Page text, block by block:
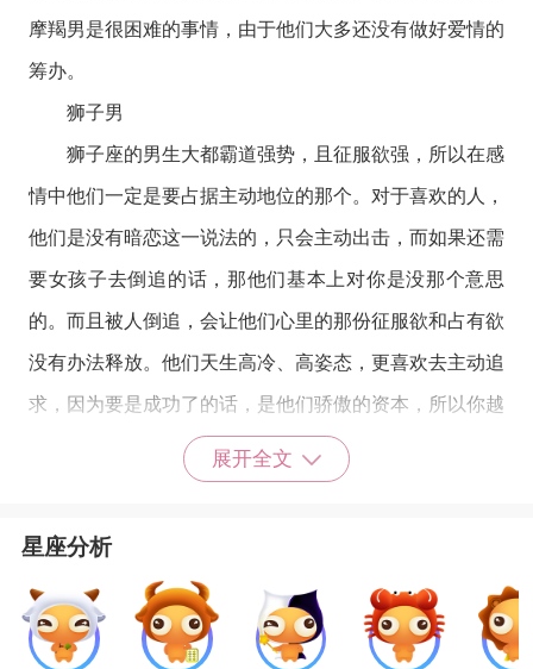
摩羯男是很困难的事情，由于他们大多还没有做好爱情的
筹办。
狮子男
狮子座的男生大都霸道强势，且征服欲强，所以在感
情中他们一定是要占据主动地位的那个。对于喜欢的人，
他们是没有暗恋这一说法的，只会主动出击，而如果还需
要女孩子去倒追的话，那他们基本上对你是没那个意思
的。而且被人倒追，会让他们心里的那份征服欲和占有欲
没有办法释放。他们天生高冷、高姿态，更喜欢去主动追
求，因为要是成功了的话，是他们骄傲的资本，所以你越
是在他们面前放低姿态去追求，他们越是端着那高高在上
的架子，不把你当回事。所以对于这种不平等的感情，女
处女男的冷漠不单单体现在性情上，更多的体现在他
们的做事风格上。就好比如果你做的某件事情不合他们的
展开全文
星座分析